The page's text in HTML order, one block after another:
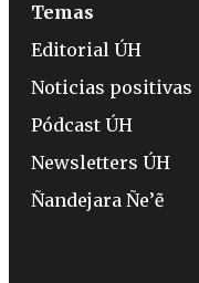
Temas
Editorial ÚH
Noticias positivas
Pódcast ÚH
Newsletters ÚH
Ñandejara Ñe’ẽ